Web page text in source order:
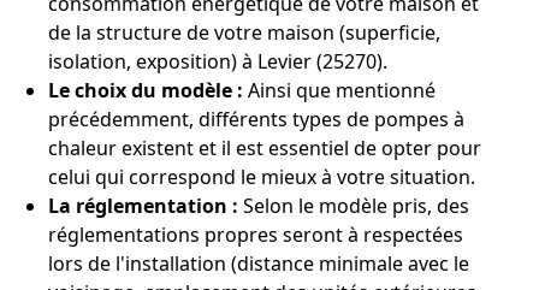
de la structure de votre maison (superficie,
isolation, exposition) à Levier (25270).
Le choix du modèle : Ainsi que mentionné
précédemment, différents types de pompes à
chaleur existent et il est essentiel de opter pour
celui qui correspond le mieux à votre situation.
La réglementation : Selon le modèle pris, des
réglementations propres seront à respectées
lors de l'installation (distance minimale avec le